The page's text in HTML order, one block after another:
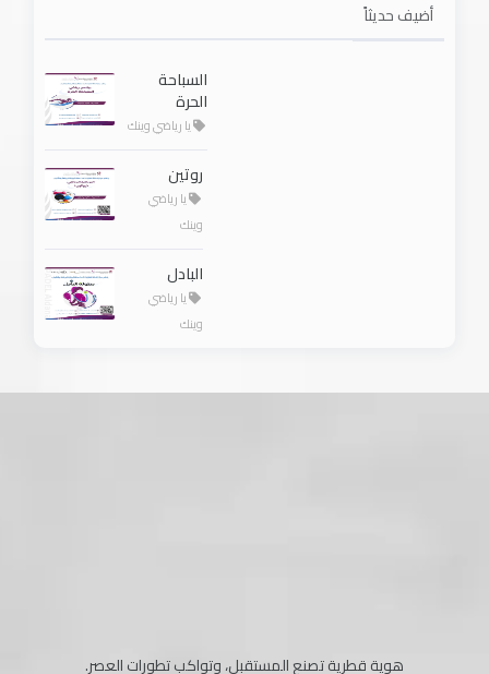
أضيف حديثاً
السباحة
الحرة
يا رياضي وينك
روتين
يا رياضي
وينك
البادل
يا رياضي
وينك
هوية قطرية تصنع المستقبل، وتواكب تطورات العصر.